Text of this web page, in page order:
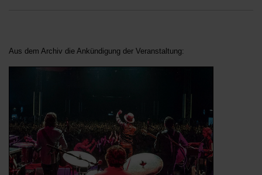
Aus dem Archiv die Ankündigung der Veranstaltung: